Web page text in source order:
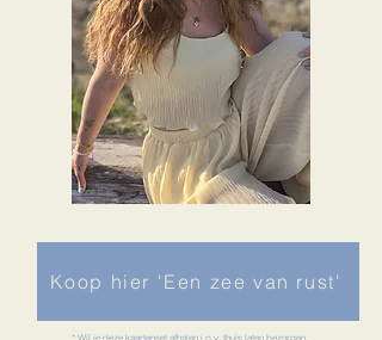
Koop hier 'Een zee van rust'
* Wil je deze kaartenset afhalen i.p.v. thuis laten bezorgen,